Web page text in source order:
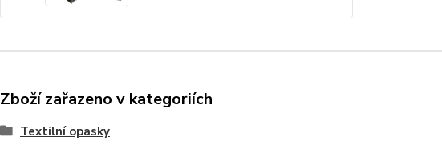
Zboží zařazeno v kategoriích
Textilní opasky